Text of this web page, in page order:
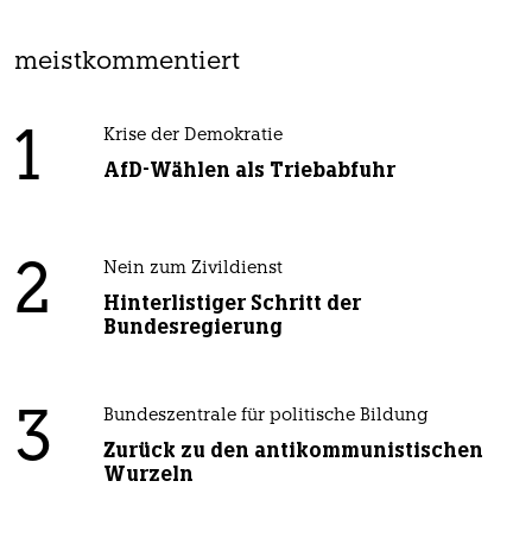
meistkommentiert
1 Krise der Demokratie
AfD-Wählen als Triebabfuhr
2 Nein zum Zivildienst
Hinterlistiger Schritt der
Bundesregierung
3 Bundeszentrale für politische Bildung
Zurück zu den antikommunistischen
Wurzeln